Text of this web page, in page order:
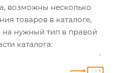
возможны несколько
товаров в каталоге,
нужный тип в правой
каталога: